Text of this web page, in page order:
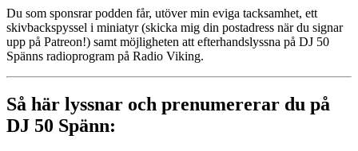
Du som sponsrar podden får, utöver min eviga tacksamhet, ett
skivbackspyssel i miniatyr (skicka mig din postadress när du signar
upp på Patreon!) samt möjligheten att efterhandslyssna på DJ 50
Spänns radioprogram på Radio Viking.
Så här lyssnar och prenumererar du på
DJ 50 Spänn: